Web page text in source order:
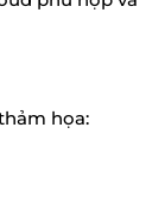
họa: